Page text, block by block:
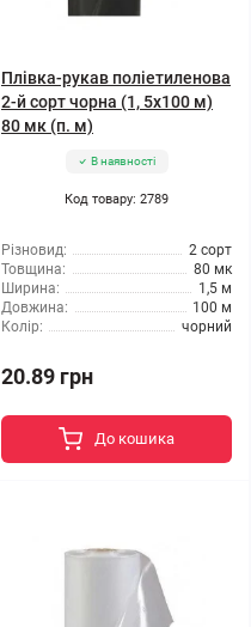
Плівка-рукав поліетиленова
2-й сорт чорна (1, 5x100 м)
80 мк (п. м)
В наявності
Код товару: 2789
Різновид:
2 сорт
Товщина:
80 мк
Ширина:
1,5 м
Довжина:
100 м
Колір:
чорний
20.89 грн
До кошика